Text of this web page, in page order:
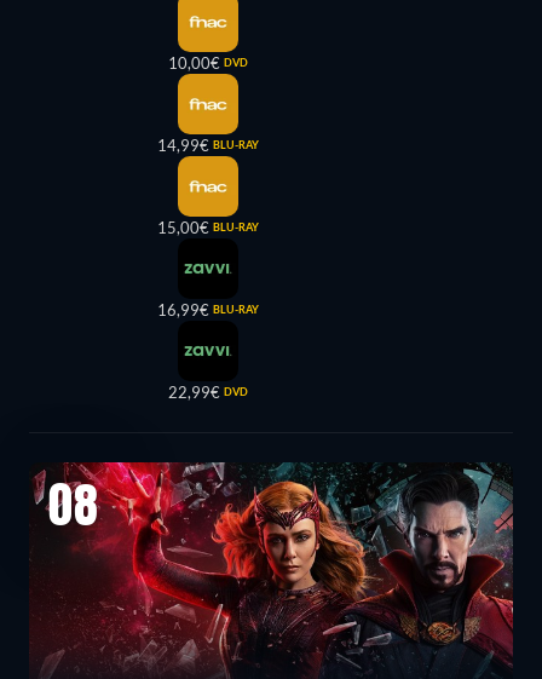
10,00€ DVD
14,99€ BLU-RAY
15,00€ BLU-RAY
16,99€ BLU-RAY
22,99€ DVD
08